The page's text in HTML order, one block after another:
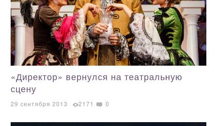
«Директор» вернулся на театральную
сцену
29 сентября 2013 2171 0